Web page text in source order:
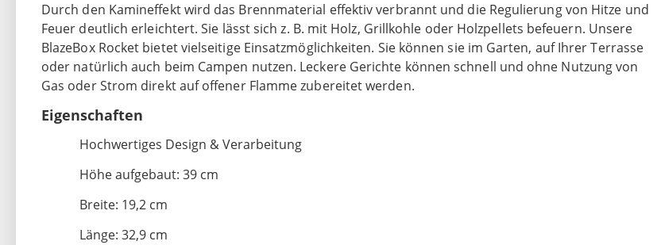
Durch den Kamineffekt wird das Brennmaterial effektiv verbrannt und die Regulierung von Hitze und
Feuer deutlich erleichtert. Sie lässt sich z. B. mit Holz, Grillkohle oder Holzpellets befeuern. Unsere
BlazeBox Rocket bietet vielseitige Einsatzmöglichkeiten. Sie können sie im Garten, auf Ihrer Terrasse
oder natürlich auch beim Campen nutzen. Leckere Gerichte können schnell und ohne Nutzung von
Gas oder Strom direkt auf offener Flamme zubereitet werden.
Eigenschaften
Hochwertiges Design & Verarbeitung
Höhe aufgebaut: 39 cm
Breite: 19,2 cm
Länge: 32,9 cm